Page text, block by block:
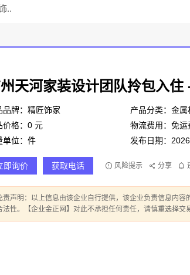
..
天河家装设计团队拎包入住
品牌：精匠饰家
产品分类：金属
价格：0 元
物流费用：免运
单位：件
发布日期：
即询价 获取电话 风险提示 分享
责声明：以上信息由该企业自行提供，该企业负责信息内容
法性。【企业金正网】对此不承担任何责任，请慎重选择交